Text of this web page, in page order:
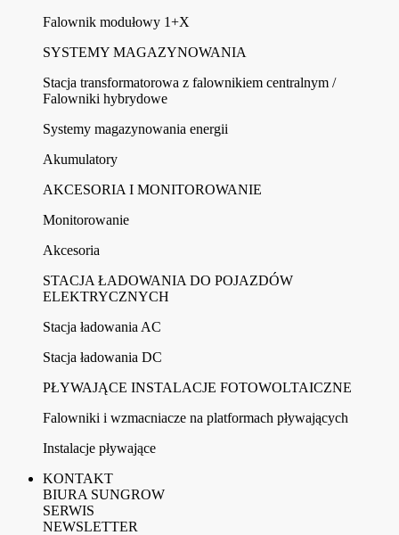
Falownik modułowy 1+X
SYSTEMY MAGAZYNOWANIA
Stacja transformatorowa z falownikiem centralnym /
Falowniki hybrydowe
Systemy magazynowania energii
Akumulatory
AKCESORIA I MONITOROWANIE
Monitorowanie
Akcesoria
STACJA ŁADOWANIA DO POJAZDÓW
ELEKTRYCZNYCH
Stacja ładowania AC
Stacja ładowania DC
PŁYWAJĄCE INSTALACJE FOTOWOLTAICZNE
Falowniki i wzmacniacze na platformach pływających
Instalacje pływające
KONTAKT
BIURA SUNGROW
SERWIS
NEWSLETTER